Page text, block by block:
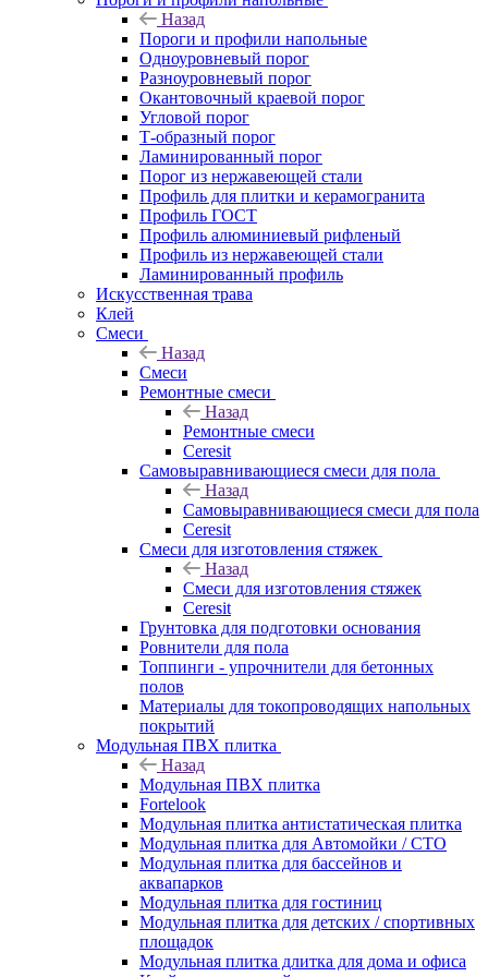
Назад
Пороги и профили напольные
Одноуровневый порог
Разноуровневый порог
Окантовочный краевой порог
Угловой порог
Т-образный порог
Ламинированный порог
Порог из нержавеющей стали
Профиль для плитки и керамогранита
Профиль ГОСТ
Профиль алюминиевый рифленый
Профиль из нержавеющей стали
Ламинированный профиль
Искусственная трава
Клей
Смеси
Назад
Смеси
Ремонтные смеси
Назад
Ремонтные смеси
Ceresit
Самовыравнивающиеся смеси для пола
Назад
Самовыравнивающиеся смеси для пола
Ceresit
Смеси для изготовления стяжек
Назад
Смеси для изготовления стяжек
Ceresit
Грунтовка для подготовки основания
Ровнители для пола
Топпинги - упрочнители для бетонных
полов
Материалы для токопроводящих напольных
покрытий
Модульная ПВХ плитка
Назад
Модульная ПВХ плитка
Fortelook
Модульная плитка антистатическая плитка
Модульная плитка для Автомойки / СТО
Модульная плитка для бассейнов и
аквапарков
Модульная плитка для гостиниц
Модульная плитка для детских / спортивных
площадок
Модульная плитка длитка для дома и офиса